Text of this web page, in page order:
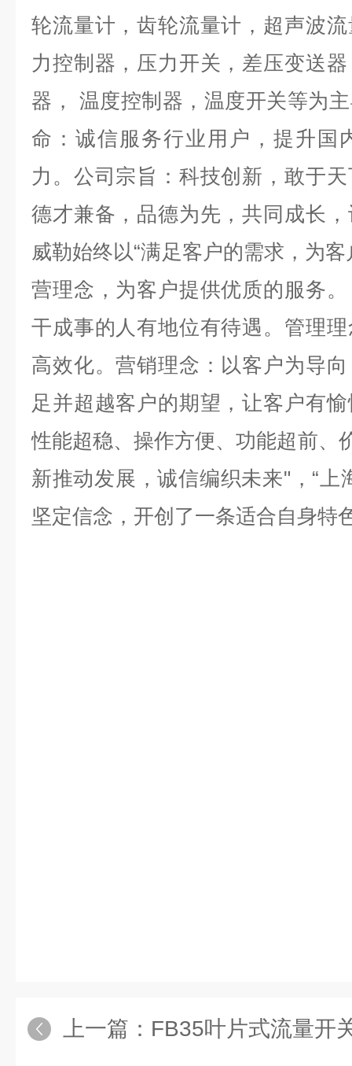
轮流量计，齿轮流量计，超声波
力控制器，压力开关，差压变送
器，
温度控制器，温度开关等为
命：诚信服务行业用户，提升国
力。公司宗旨：科技创新，敢于
德才兼备，品德为先，共同成长
威勒始终以“满足客户的需求，为
营理念，为客户提供优质的服务
干成事的人有地位有待遇。管理
高效化。营销理念：以客户为导
足并超越客户的期望，让客户有
性能超稳、操作方便、功能超前、
新推动发展，诚信编织未来"，“上
坚定信念，开创了一条适合自身特
上一篇： FB35叶片式流量开